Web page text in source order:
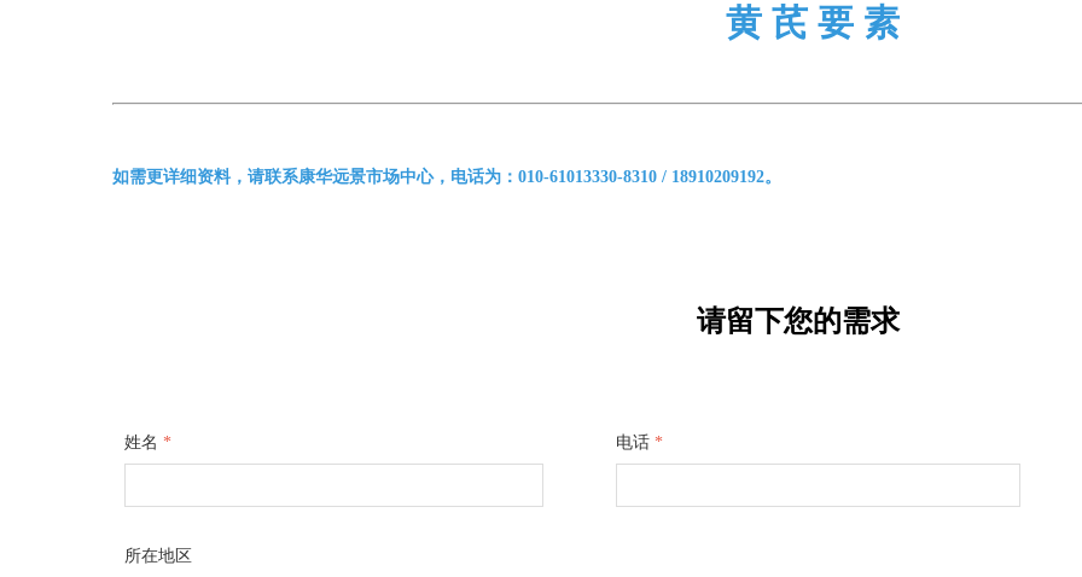
黄 芪 要 素
如需更详细资料，请联系康华远景市场中心，电话为：010-61013330-8310 / 18910209192。
请留下您的需求
姓名 * 电话 *
所在地区